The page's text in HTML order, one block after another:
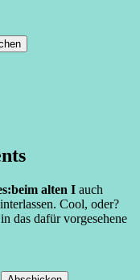
alten I auch
Cool, oder?
das dafür vorgesehene